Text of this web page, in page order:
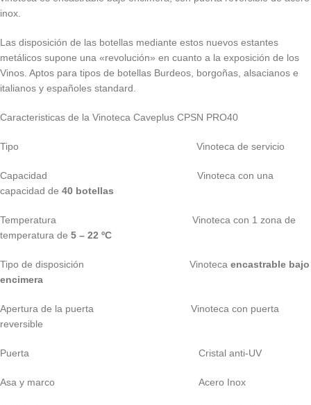
inox.
Las disposición de las botellas mediante estos nuevos estantes
metálicos supone una «revolución» en cuanto a la exposición de los
Vinos. Aptos para tipos de botellas Burdeos, borgoñas, alsacianos e
italianos y españoles standard.
Caracteristicas de la Vinoteca Caveplus CPSN PRO40
Tipo Vinoteca de servicio
Capacidad Vinoteca con una
capacidad de 40 botellas
Temperatura Vinoteca con 1 zona de
temperatura de 5 – 22 ºC
Tipo de disposición Vinoteca encastrable bajo
encimera
Apertura de la puerta Vinoteca con puerta
reversible
Puerta Cristal anti-UV
Asa y marco Acero Inox